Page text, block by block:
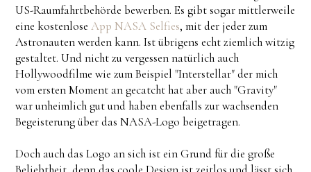
US-Raumfahrtbehörde bewerben. Es gibt sogar mittlerweile
eine kostenloseApp NASA Selfies, mit der jeder zum
Astronauten werden kann. Ist übrigens echt ziemlich witzig
gestaltet. Und nicht zu vergessen natürlich auch
Hollywoodfilme wie zum Beispiel "Interstellar" der mich
vom ersten Moment an gecatcht hat aber auch "Gravity"
war unheimlich gut und haben ebenfalls zur wachsenden
Begeisterung über das NASA-Logo beigetragen.
Doch auch das Logo an sich ist ein Grund für die große